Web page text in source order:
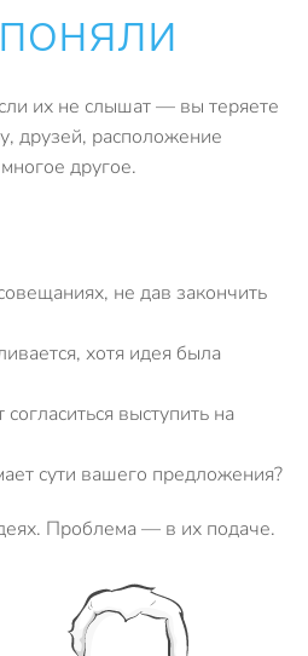
поняли
их не слышат — вы теряете
друзей, расположение
другое.
не дав закончить
хотя идея была
выступить на
сути вашего предложения?
Проблема — в их подаче.